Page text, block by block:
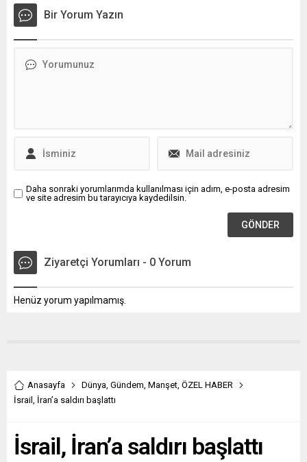
organ nakli sırasındayken
gelen müjdeli haberle
bekleme listesinde yer alan
Bir Yorum Yazın
Daha sonraki yorumlarımda kullanılması için adım, e-posta adresim
ve site adresim bu tarayıcıya kaydedilsin.
Ziyaretçi Yorumları - 0 Yorum
Henüz yorum yapılmamış.
Anasayfa Dünya, Gündem, Manşet, ÖZEL HABER
İsrail, İran’a saldırı başlattı
İsrail, İran’a saldırı başlattı